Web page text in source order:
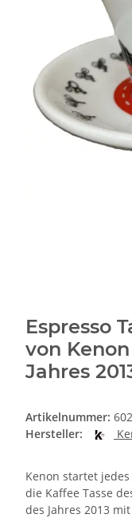
Espresso
von
Jahres
Artikelnummer:
Hersteller:
Kenon startet
die Kaffee Tasse
des Jahres 2013